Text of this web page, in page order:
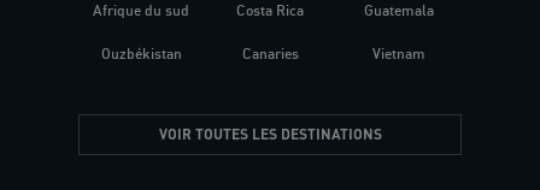
Afrique du sud
Ouzbékistan
Costa Rica
Canaries
Guatemala
Vietnam
VOIR TOUTES LES DESTINATIONS